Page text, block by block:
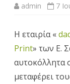
admin 7
Η εταιρία «
Print» των Ε.
αυτοκόλλητα
μεταφέρει